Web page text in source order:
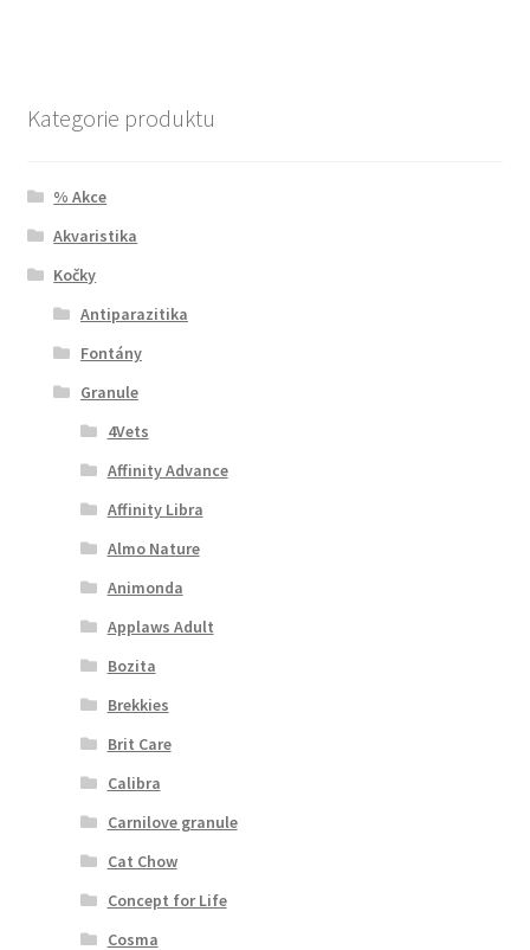
Kategorie produktu
% Akce
Akvaristika
Kočky
Antiparazitika
Fontány
Granule
4Vets
Affinity Advance
Affinity Libra
Almo Nature
Animonda
Applaws Adult
Bozita
Brekkies
Brit Care
Calibra
Carnilove granule
Cat Chow
Concept for Life
Cosma